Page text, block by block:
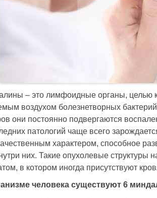
– это лимфоидные органы, целью
воздухом болезнетворных
они постоянно подвергаются
патологий чаще всего
характером, способное
них. Такие опухолевые
в котором иногда присутствуют
человека существуют 6